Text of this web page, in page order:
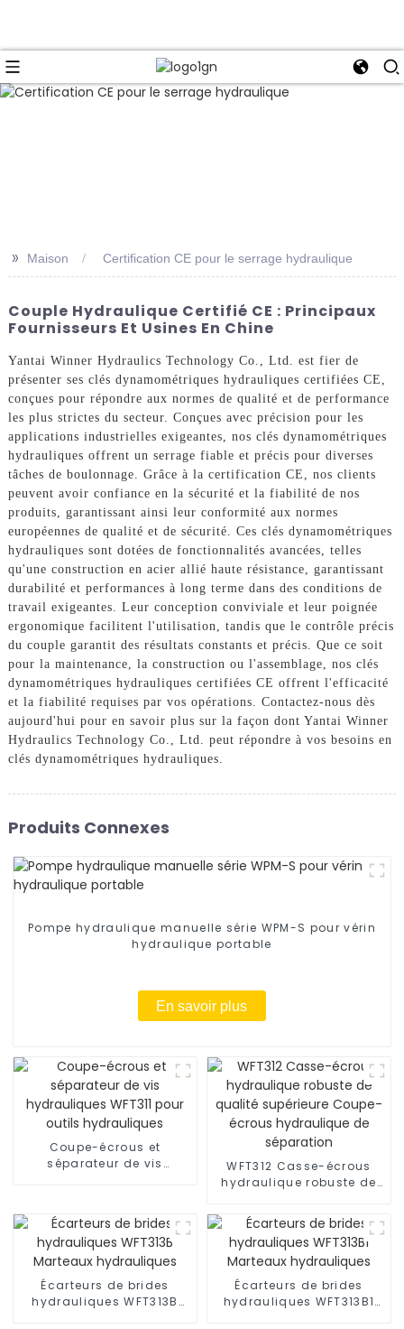
>> Maison Certification CE pour le serrage hydraulique
Couple Hydraulique Certifié CE : Principaux
Fournisseurs Et Usines En Chine
Yantai Winner Hydraulics Technology Co., Ltd. est fier de
présenter ses clés dynamométriques hydrauliques certifiées CE,
conçues pour répondre aux normes de qualité et de performance
les plus strictes du secteur. Conçues avec précision pour les
applications industrielles exigeantes, nos clés dynamométriques
hydrauliques offrent un serrage fiable et précis pour diverses
tâches de boulonnage. Grâce à la certification CE, nos clients
peuvent avoir confiance en la sécurité et la fiabilité de nos
produits, garantissant ainsi leur conformité aux normes
européennes de qualité et de sécurité. Ces clés dynamométriques
hydrauliques sont dotées de fonctionnalités avancées, telles
qu'une construction en acier allié haute résistance, garantissant
durabilité et performances à long terme dans des conditions de
travail exigeantes. Leur conception conviviale et leur poignée
ergonomique facilitent l'utilisation, tandis que le contrôle précis
du couple garantit des résultats constants et précis. Que ce soit
pour la maintenance, la construction ou l'assemblage, nos clés
dynamométriques hydrauliques certifiées CE offrent l'efficacité
et la fiabilité requises par vos opérations. Contactez-nous dès
aujourd'hui pour en savoir plus sur la façon dont Yantai Winner
Hydraulics Technology Co., Ltd. peut répondre à vos besoins en
clés dynamométriques hydrauliques.
Produits Connexes
Pompe hydraulique manuelle série WPM-S pour vérin
hydraulique portable
En savoir plus
Coupe-écrous et
séparateur de vis
WFT312 Casse-écrous
hydraulique robuste de
Coupe-écrous
hydraulique de
séparation
Écarteurs de brides
hydrauliques WFT313B
Écarteurs de brides
hydrauliques WFT313B1